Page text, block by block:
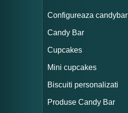
Configureaza candybar
Candy Bar
Cupcakes
Mini cupcakes
Biscuiti personalizati
Produse Candy Bar